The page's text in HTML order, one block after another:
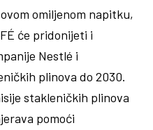
omiljenom napitku,
će pridonijeti i
Nestlé i
plinova do 2030.
stakleničkih plinova
pomoći